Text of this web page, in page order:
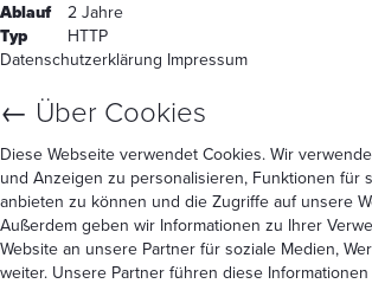
Ablauf
2 Jahre
Typ
HTTP
Datenschutzerklärung Impressum
← Über Cookies
Diese Webseite verwendet Cookies. Wir
und Anzeigen zu personalisieren, Funktionen für
anbieten zu können und die Zugriffe auf unsere
Außerdem geben wir Informationen zu Ihrer
Website an unsere Partner für soziale Medien,
weiter. Unsere Partner führen diese